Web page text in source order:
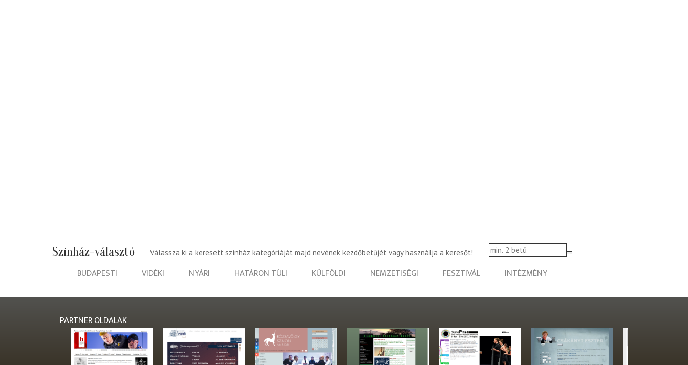
Színház-választó Válassza ki a keresett színház kategóriáját majd nevének kezdőbetűjét vagy használja a keresőt!
BUDAPESTI VIDÉKI NYÁRI HATÁRON TÚLI KÜLFÖLDI NEMZETISÉGI FESZTIVÁL INTÉZMÉNY
PARTNER OLDALAK